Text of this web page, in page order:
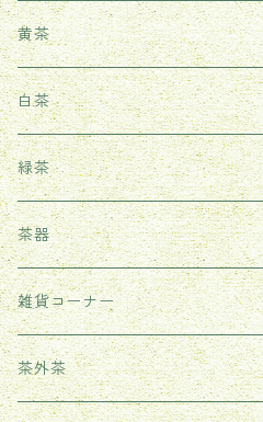
鉄観音
台湾ウーロン茶
熟茶
武夷紅茶
雲南紅茶
祁門紅茶（世界三大紅茶の一つ）
黄茶
白茶
緑茶
茶器
耐熱ガラス茶器
紫砂茶壺
雑貨コーナー
茶外茶